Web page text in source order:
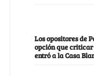
Los opositores de
opción que
entró a la Casa